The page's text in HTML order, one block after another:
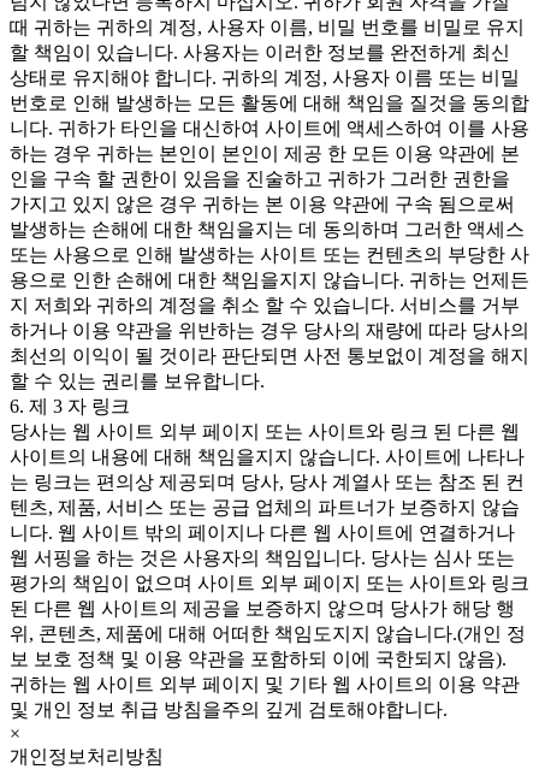
때 귀하는 귀하의 계정, 사용자 이름, 비밀 번호를 비밀로 유지
할 책임이 있습니다. 사용자는 이러한 정보를 완전하게 최신
상태로 유지해야 합니다. 귀하의 계정, 사용자 이름 또는 비밀
번호로 인해 발생하는 모든 활동에 대해 책임을 질것을 동의합
니다. 귀하가 타인을 대신하여 사이트에 액세스하여 이를 사용
하는 경우 귀하는 본인이 본인이 제공 한 모든 이용 약관에 본
인을 구속 할 권한이 있음을 진술하고 귀하가 그러한 권한을
가지고 있지 않은 경우 귀하는 본 이용 약관에 구속 됨으로써
발생하는 손해에 대한 책임을지는 데 동의하며 그러한 액세스
또는 사용으로 인해 발생하는 사이트 또는 컨텐츠의 부당한 사
용으로 인한 손해에 대한 책임을지지 않습니다. 귀하는 언제든
지 저희와 귀하의 계정을 취소 할 수 있습니다. 서비스를 거부
하거나 이용 약관을 위반하는 경우 당사의 재량에 따라 당사의
최선의 이익이 될 것이라 판단되면 사전 통보없이 계정을 해지
할 수 있는 권리를 보유합니다.
6. 제 3 자 링크
당사는 웹 사이트 외부 페이지 또는 사이트와 링크 된 다른 웹
사이트의 내용에 대해 책임을지지 않습니다. 사이트에 나타나
는 링크는 편의상 제공되며 당사, 당사 계열사 또는 참조 된 컨
텐츠, 제품, 서비스 또는 공급 업체의 파트너가 보증하지 않습
니다. 웹 사이트 밖의 페이지나 다른 웹 사이트에 연결하거나
웹 서핑을 하는 것은 사용자의 책임입니다. 당사는 심사 또는
평가의 책임이 없으며 사이트 외부 페이지 또는 사이트와 링크
된 다른 웹 사이트의 제공을 보증하지 않으며 당사가 해당 행
위, 콘텐츠, 제품에 대해 어떠한 책임도지지 않습니다.(개인 정
보 보호 정책 및 이용 약관을 포함하되 이에 국한되지 않음).
귀하는 웹 사이트 외부 페이지 및 기타 웹 사이트의 이용 약관
및 개인 정보 취급 방침을주의 깊게 검토해야합니다.
×
개인정보처리방침